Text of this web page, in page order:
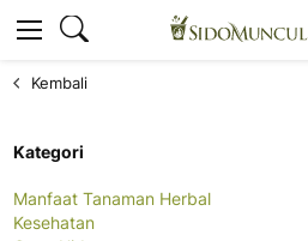
Kembali
Kategori
Manfaat Tanaman Herbal
Kesehatan